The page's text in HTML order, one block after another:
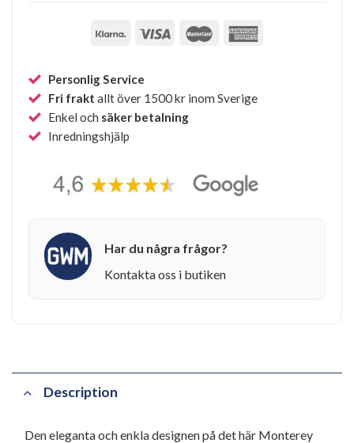
Personlig Service
Fri frakt allt över 1500 kr inom Sverige
Enkel och säker betalning
Inredningshjälp
Har du några frågor?
Kontakta oss i butiken
Description
Den eleganta och enkla designen på det här Monterey